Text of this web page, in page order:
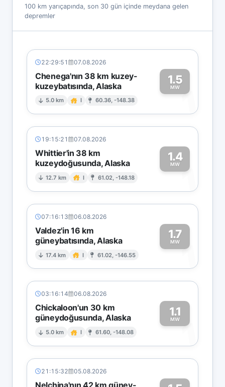
100 km yarıçapında, son 30 gün içinde meydana gelen
depremler
22:29:51 07.08.2026
Chenega'nın 38 km kuzey-
kuzeybatısında, Alaska
5.0 km I 60.36, -148.38
1.5
MW1
19:15:21 07.08.2026
Whittier'in 38 km
kuzeydoğusunda, Alaska
12.7 km I 61.02, -148.18
1.4
MW1
07:16:13 06.08.2026
Valdez'in 16 km
güneybatısında, Alaska
17.4 km I 61.02, -146.55
1.7
MW1
03:16:14 06.08.2026
Chickaloon'un 30 km
güneydoğusunda, Alaska
5.0 km I 61.60, -148.08
1.1
MW1
21:15:32 05.08.2026
Nelchina'nın 42 km güney-